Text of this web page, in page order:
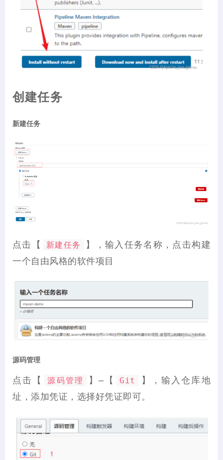
创建任务
新建任务
点击【 新建任务
】，输入任务名称，点击构建
一个自由风格的软件项目
源码管理
点击【 源码管理 】–【 Git
】，输入仓库地
址，添加凭证，选择好凭证即可。